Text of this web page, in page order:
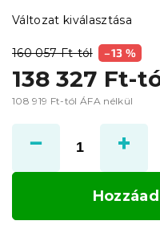
160 057 Ft-tól –13 %
138 327 Ft-
108 919 Ft-tól ÁFA nélkül
Változat kiválasztása